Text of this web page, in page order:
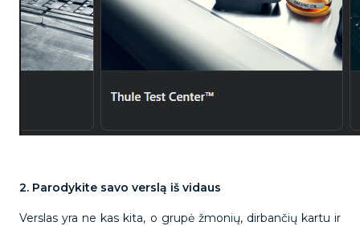
2. Parodykite savo verslą iš vidaus
Verslas yra ne kas kita, o grupė žmonių, dirbančių kartu ir